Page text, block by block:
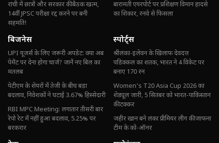
रांची में छात्रों और सरकार की बैठक खत्म,
14वीं JPSC परीक्षा रद्द करने पर बनी
सहमति!
बारामती एयरपोर्ट पर प्रशिक्षण विमान हादसे
का शिकार, रनवे से फिसला
बिजनेस
UPI यूजर्स के लिए जरूरी अपडेट: क्या अब
पेमेंट पर देना होगा चार्ज? जानें नए बिल का
मतलब
पेटीएम के शेयरों में तेजी के बीच बड़ा
बदलाव, निवेशकों ने घटाई 3.67% हिस्सेदारी
RBI MPC Meeting: लगातार तीसरी बार
रेपो रेट में नहीं हुआ बदलाव, 5.25% पर
बरकरार
स्पोर्ट्स
श्रीलंका-इलेवन के खिलाफ देवदत्त
पडिक्कल का शतक, भारत ने 4 विकेट पर
बनाए 170 रन
Women's T20 Asia Cup 2026 का
शेड्यूल जारी, 5 सितंबर को भारत-पाकिस्तान
की टक्कर
जहीर खान बने लंका प्रीमियर लीग की जाफना
टीम के को-ऑनर